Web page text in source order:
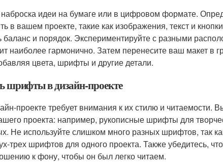
идеи на бумаге или в цифровом формате.
вашем проекте, такие как изображения, текст и
баланс и порядок. Экспериментируйте с разными
наиболее гармонично. Затем перенесите ваш макет в
цвета, шрифты и другие детали.
шрифты в дизайн-проекте
проекте требует внимания к их стилю и читаемости.
проекта: например, рукописные шрифты для
используйте слишком много разных шрифтов, так
трех шрифтов для одного проекта. Также убедитесь, что
к фону, чтобы он был легко читаем.